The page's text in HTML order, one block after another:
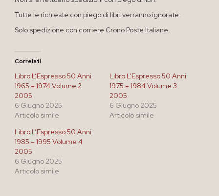
Tutte le richieste con piego di libri verranno ignorate.
Solo spedizione con corriere Crono Poste Italiane.
Correlati
Libro L’Espresso 50 Anni
1965 – 1974 Volume 2
2005
6 Giugno 2025
Articolo simile
Libro L’Espresso 50 Anni
1975 – 1984 Volume 3
2005
6 Giugno 2025
Articolo simile
Libro L’Espresso 50 Anni
1985 – 1995 Volume 4
2005
6 Giugno 2025
Articolo simile